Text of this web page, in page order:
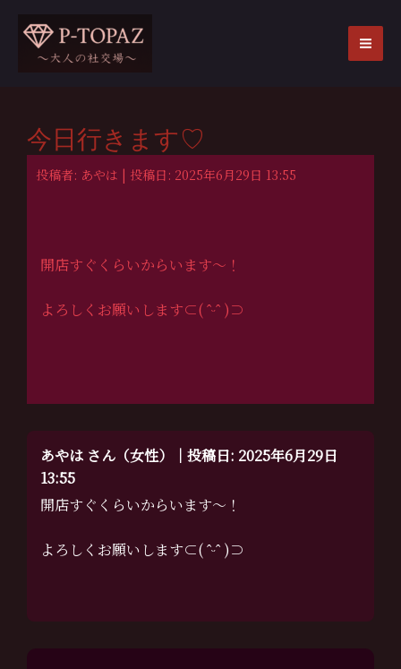
今日行きます♡
投稿者: あやは | 投稿日: 2025年6月29日 13:55
開店すぐくらいからいます〜！
よろしくお願いします⊂( ˆᵕˆ )⊃
あやは さん（女性）｜投稿日: 2025年6月29日
13:55
開店すぐくらいからいます〜！
よろしくお願いします⊂( ˆᵕˆ )⊃